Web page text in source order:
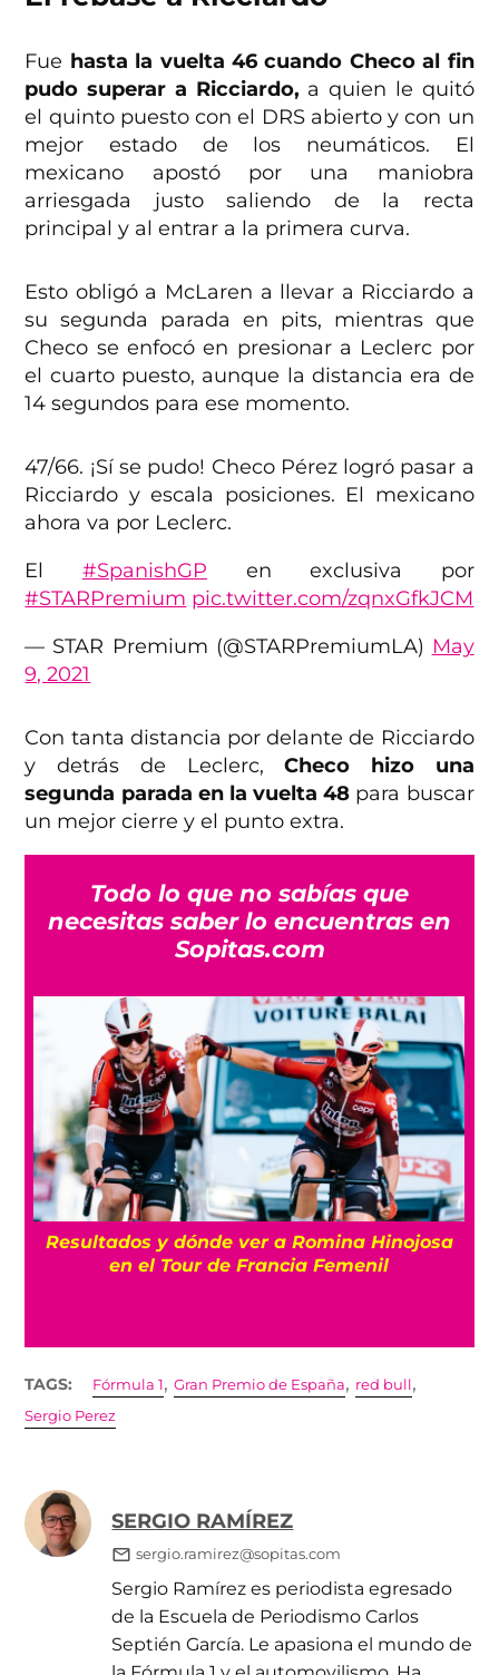
Fue hasta la vuelta 46 cuando Checo al fin
pudo superar a Ricciardo, a quien le quitó
el quinto puesto con el DRS abierto y con un
mejor estado de los neumáticos. El
mexicano apostó por una maniobra
arriesgada justo saliendo de la recta
principal y al entrar a la primera curva.
Esto obligó a McLaren a llevar a Ricciardo a
su segunda parada en pits, mientras que
Checo se enfocó en presionar a Leclerc por
el cuarto puesto, aunque la distancia era de
14 segundos para ese momento.
47/66. ¡Sí se pudo! Checo Pérez logró pasar a
Ricciardo y escala posiciones. El mexicano
ahora va por Leclerc.
El #SpanishGP en exclusiva por
#STARPremium pic.twitter.com/zqnxGfkJCM
— STAR Premium (@STARPremiumLA) May
9, 2021
Con tanta distancia por delante de Ricciardo
y detrás de Leclerc,Checo hizo una
segunda parada en la vuelta 48 para buscar
un mejor cierre y el punto extra.
Todo lo que no sabías que
necesitas saber lo encuentras en
Sopitas.com
Resultados y dónde ver a Romina Hinojosa
en el Tour de Francia Femenil
TAGS: Fórmula 1,Gran Premio de España, red bull,
Sergio Perez
SERGIO RAMÍREZ
sergio.ramirez@sopitas.com
Sergio Ramírez es periodista egresado
de la Escuela de Periodismo Carlos
Septién García. Le apasiona el mundo de